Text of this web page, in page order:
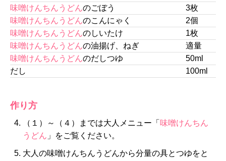
味噌けんちんうどんのごぼう
3枚
味噌けんちんうどんのこんにゃく
2個
味噌けんちんうどんのしいたけ
1枚
味噌けんちんうどんの油揚げ、ねぎ
適量
味噌けんちんうどんのだしつゆ
50ml
だし
100ml
作り方
（１）～（４）までは大人メニュー「 味噌けんちん
うどん 」をご覧ください。
大人の味噌けんちんうどんから分量の具とつゆをと